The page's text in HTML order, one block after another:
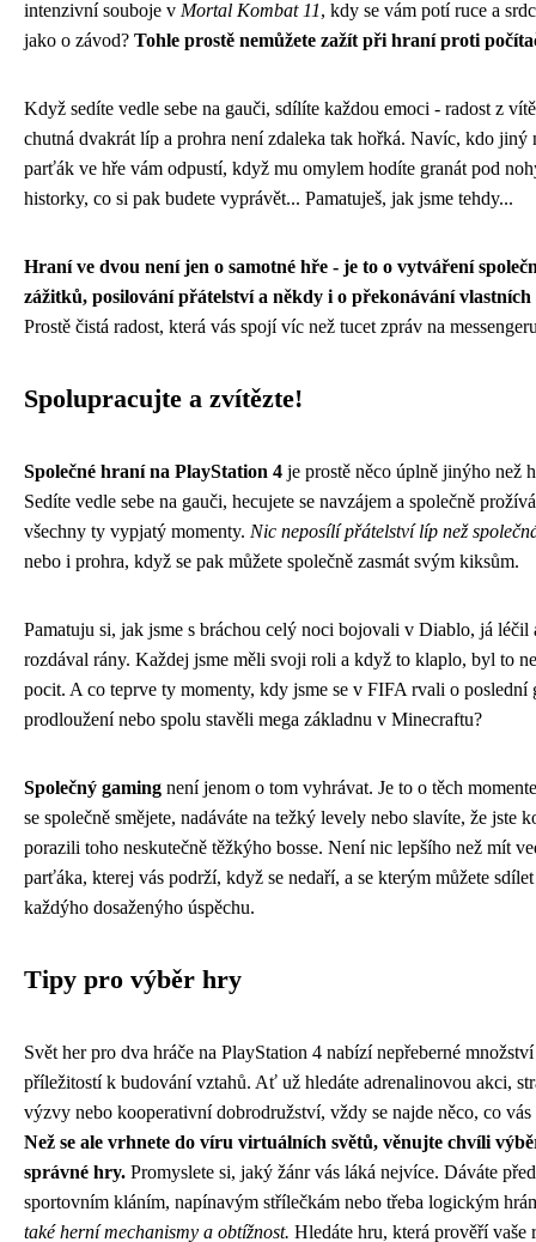
intenzivní souboje v Mortal Kombat 11, kdy se vám potí ruce a
jako o závod? Tohle prostě nemůžete zažít při hraní proti
Když sedíte vedle sebe na gauči, sdílíte každou emoci - radost z
chutná dvakrát líp a prohra není zdaleka tak hořká. Navíc, kdo jiný
parťák ve hře vám odpustí, když mu omylem hodíte granát pod
historky, co si pak budete vyprávět... Pamatuješ, jak jsme tehdy...
Hraní ve dvou není jen o samotné hře - je to o vytváření
zážitků, posilování přátelství a někdy i o překonávání
Prostě čistá radost, která vás spojí víc než tucet zpráv na
Spolupracujte a zvítězte!
Společné hraní na PlayStation 4 je prostě něco úplně jinýho než
Sedíte vedle sebe na gauči, hecujete se navzájem a společně
všechny ty vypjatý momenty. Nic neposílí přátelství líp než
nebo i prohra, když se pak můžete společně zasmát svým kiksům.
Pamatuju si, jak jsme s bráchou celý noci bojovali v Diablo, já léčil
rozdával rány. Každej jsme měli svoji roli a když to klaplo, byl to
pocit. A co teprve ty momenty, kdy jsme se v FIFA rvali o poslední
prodloužení nebo spolu stavěli mega základnu v Minecraftu?
Společný gaming není jenom o tom vyhrávat. Je to o těch
se společně smějete, nadáváte na težký levely nebo slavíte, že jste
porazili toho neskutečně těžkýho bosse. Není nic lepšího než mít
parťáka, kterej vás podrží, když se nedaří, a se kterým můžete
každýho dosaženýho úspěchu.
Tipy pro výběr hry
Svět her pro dva hráče na PlayStation 4 nabízí nepřeberné
příležitostí k budování vztahů. Ať už hledáte adrenalinovou akci,
výzvy nebo kooperativní dobrodružství, vždy se najde něco, co vás
Než se ale vrhnete do víru virtuálních světů, věnujte chvíli
správné hry. Promyslete si, jaký žánr vás láká nejvíce. Dáváte
sportovním kláním, napínavým střílečkám nebo třeba logickým
také herní mechanismy a obtížnost. Hledáte hru, která prověří vaše